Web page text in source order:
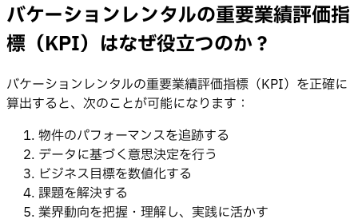
バケーションレンタルの重要業績評価指
標（KPI）はなぜ役立つのか？
バケーションレンタルの重要業績評価指標（KPI）を正確に
算出すると、次のことが可能になります：
物件のパフォーマンスを追跡する
データに基づく意思決定を行う
ビジネス目標を数値化する
課題を解決する
業界動向を把握・理解し、実践に活かす